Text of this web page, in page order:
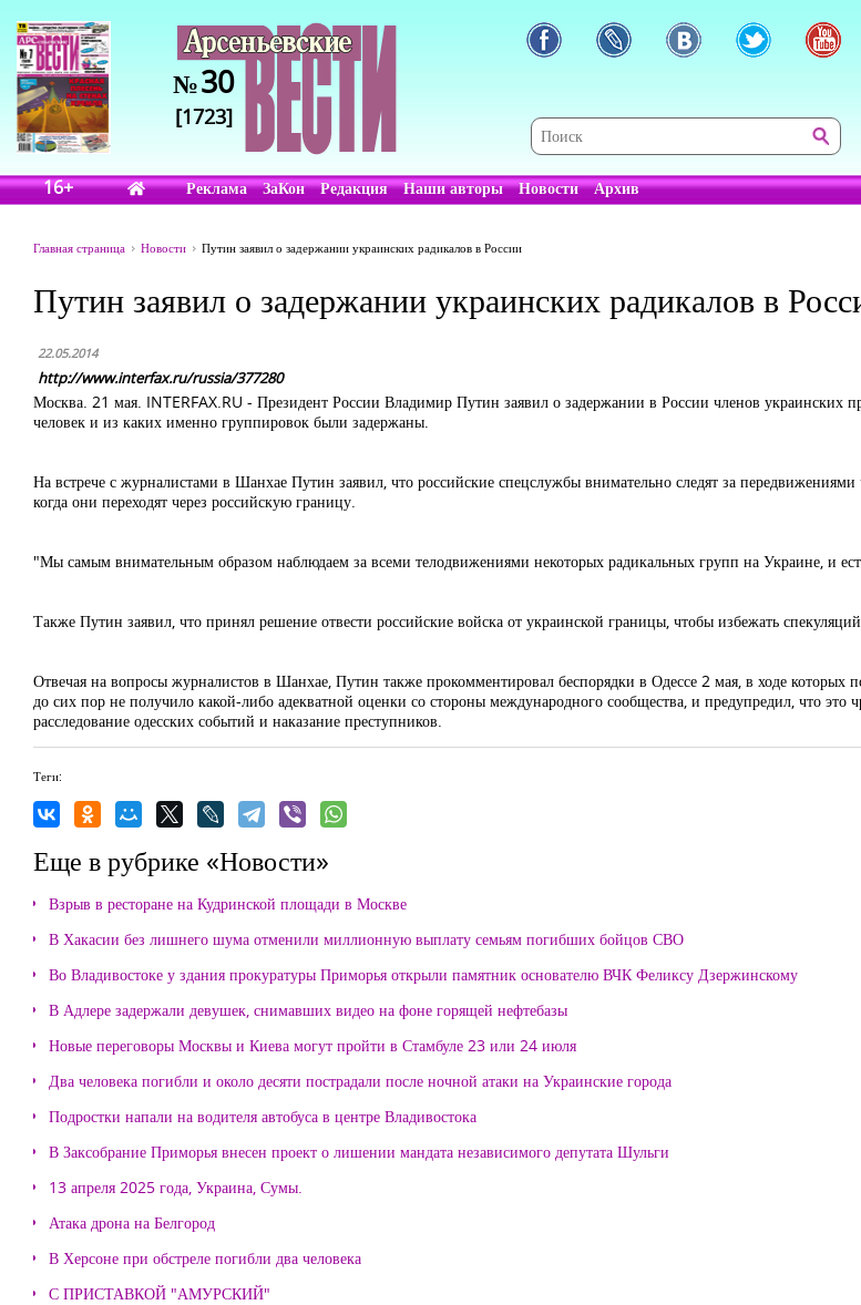
№30
[1723]
16+ Реклама ЗаКон Редакция Наши авторы Новости Архив
Главная страница Новости Путин заявил о задержании украинских радикалов в России
Путин заявил о задержании украинских радикалов в
22.05.2014
http://www.interfax.ru/russia/377280
Москва. 21 мая. INTERFAX.RU - Президент России Владимир Путин заявил о задержании в России членов украинских
человек и из каких именно группировок были задержаны.
На встрече с журналистами в Шанхае Путин заявил, что российские спецслужбы внимательно следят за
когда они переходят через российскую границу.
"Мы самым внимательным образом наблюдаем за всеми телодвижениями некоторых радикальных групп на Украине, и
Также Путин заявил, что принял решение отвести российские войска от украинской границы, чтобы избежать
Отвечая на вопросы журналистов в Шанхае, Путин также прокомментировал беспорядки в Одессе 2 мая, в ходе
до сих пор не получило какой-либо адекватной оценки со стороны международного сообщества, и предупредил, что это
расследование одесских событий и наказание преступников.
Теги:
Еще в рубрике «Новости»
Взрыв в ресторане на Кудринской площади в Москве
В Хакасии без лишнего шума отменили миллионную выплату семьям погибших бойцов СВО
Во Владивостоке у здания прокуратуры Приморья открыли памятник основателю ВЧК Феликсу Дзержинскому
В Адлере задержали девушек, снимавших видео на фоне горящей нефтебазы
Новые переговоры Москвы и Киева могут пройти в Стамбуле 23 или 24 июля
Два человека погибли и около десяти пострадали после ночной атаки на Украинские города
Подростки напали на водителя автобуса в центре Владивостока
В Заксобрание Приморья внесен проект о лишении мандата независимого депутата Шульги
13 апреля 2025 года, Украина, Сумы.
Атака дрона на Белгород
В Херсоне при обстреле погибли два человека
С ПРИСТАВКОЙ "АМУРСКИЙ"